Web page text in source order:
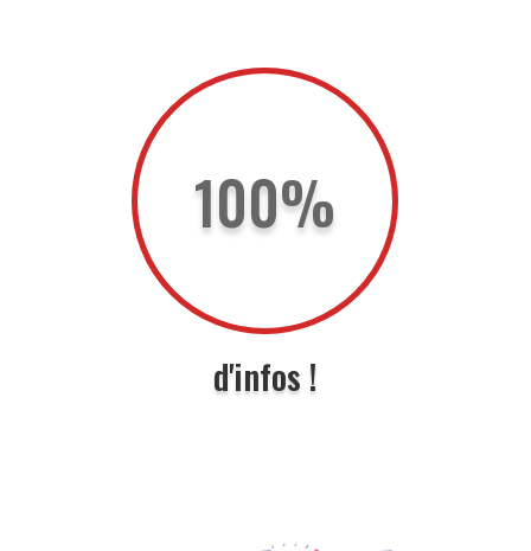
100%
d'infos !